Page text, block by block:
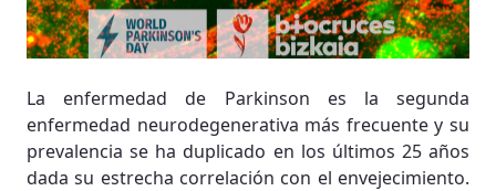
La enfermedad de Parkinson es la segunda
enfermedad neurodegenerativa más frecuente y su
prevalencia se ha duplicado en los últimos 25 años
dada su estrecha correlación con el envejecimiento.